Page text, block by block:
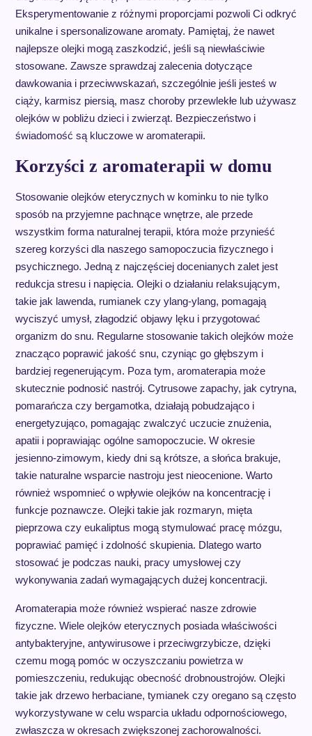
Eksperymentowanie z różnymi proporcjami pozwoli Ci odkryć
unikalne i spersonalizowane aromaty. Pamiętaj, że nawet
najlepsze olejki mogą zaszkodzić, jeśli są niewłaściwie
stosowane. Zawsze sprawdzaj zalecenia dotyczące
dawkowania i przeciwwskazań, szczególnie jeśli jesteś w
ciąży, karmisz piersią, masz choroby przewlekłe lub używasz
olejków w pobliżu dzieci i zwierząt. Bezpieczeństwo i
świadomość są kluczowe w aromaterapii.
Korzyści z aromaterapii w domu
Stosowanie olejków eterycznych w kominku to nie tylko
sposób na przyjemne pachnące wnętrze, ale przede
wszystkim forma naturalnej terapii, która może przynieść
szereg korzyści dla naszego samopoczucia fizycznego i
psychicznego. Jedną z najczęściej docenianych zalet jest
redukcja stresu i napięcia. Olejki o działaniu relaksującym,
takie jak lawenda, rumianek czy ylang-ylang, pomagają
wyciszyć umysł, złagodzić objawy lęku i przygotować
organizm do snu. Regularne stosowanie takich olejków może
znacząco poprawić jakość snu, czyniąc go głębszym i
bardziej regenerującym. Poza tym, aromaterapia może
skutecznie podnosić nastrój. Cytrusowe zapachy, jak cytryna,
pomarańcza czy bergamotka, działają pobudzająco i
energetyzująco, pomagając zwalczyć uczucie znużenia,
apatii i poprawiając ogólne samopoczucie. W okresie
jesienno-zimowym, kiedy dni są krótsze, a słońca brakuje,
takie naturalne wsparcie nastroju jest nieocenione. Warto
również wspomnieć o wpływie olejków na koncentrację i
funkcje poznawcze. Olejki takie jak rozmaryn, mięta
pieprzowa czy eukaliptus mogą stymulować pracę mózgu,
poprawiać pamięć i zdolność skupienia. Dlatego warto
stosować je podczas nauki, pracy umysłowej czy
wykonywania zadań wymagających dużej koncentracji.
Aromaterapia może również wspierać nasze zdrowie
fizyczne. Wiele olejków eterycznych posiada właściwości
antybakteryjne, antywirusowe i przeciwgrzybicze, dzięki
czemu mogą pomóc w oczyszczaniu powietrza w
pomieszczeniu, redukując obecność drobnoustrojów. Olejki
takie jak drzewo herbaciane, tymianek czy oregano są często
wykorzystywane w celu wsparcia układu odpornościowego,
zwłaszcza w okresach zwiększonej zachorowalności.